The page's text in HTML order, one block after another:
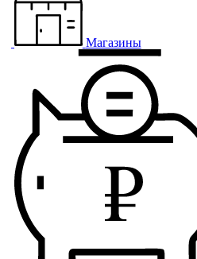
Магазины